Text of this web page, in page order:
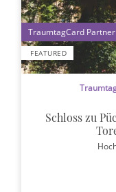
FEATURED
Schloss zu